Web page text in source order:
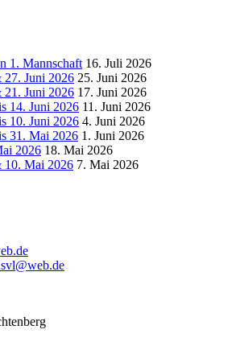
1. Mannschaft 16. Juli 2026
27. Juni 2026 25. Juni 2026
21. Juni 2026 17. Juni 2026
14. Juni 2026 11. Juni 2026
10. Juni 2026 4. Juni 2026
31. Mai 2026 1. Juni 2026
2026 18. Mai 2026
10. Mai 2026 7. Mai 2026